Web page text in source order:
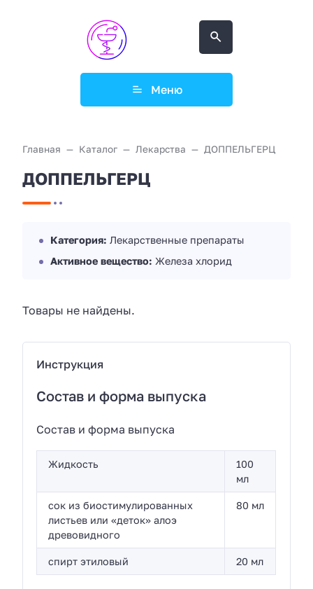
Меню
Главная Каталог Лекарства ДОППЕЛЬГЕРЦ
ДОППЕЛЬГЕРЦ
Категория: Лекарственные препараты
Активное вещество: Железа хлорид
Товары не найдены.
Инструкция
Состав и форма выпуска
Состав и форма выпуска
Жидкость
100
мл
сок из биостимулированных
листьев или «деток» алоэ
древовидного
80 мл
спирт этиловый 20 мл